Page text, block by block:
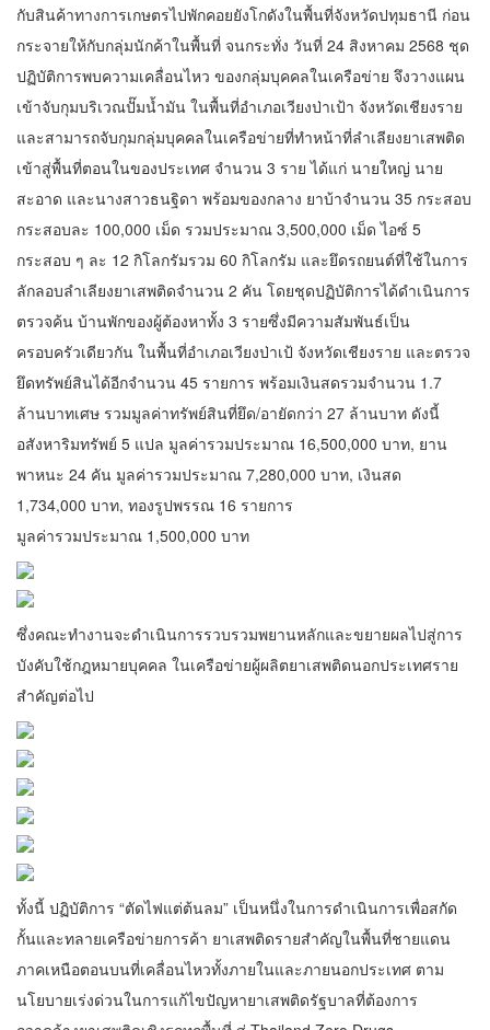
กับสินค้าทางการเกษตรไปพักคอยยังโกดังในพื้นที่จังหวัดปทุมธานี ก่อน
กระจายให้กับกลุ่มนักค้าในพื้นที่ จนกระทั่ง วันที่ 24 สิงหาคม 2568 ชุด
ปฏิบัติการพบความเคลื่อนไหว ของกลุ่มบุคคลในเครือข่าย จึงวางแผน
เข้าจับกุมบริเวณปั๊มน้ำมัน ในพื้นที่อำเภอเวียงป่าเป้า จังหวัดเชียงราย
และสามารถจับกุมกลุ่มบุคคลในเครือข่ายที่ทำหน้าที่ลำเลียงยาเสพติด
เข้าสู่พื้นที่ตอนในของประเทศ จำนวน 3 ราย ได้แก่ นายใหญ่ นาย
สะอาด และนางสาวธนฐิดา พร้อมของกลาง ยาบ้าจำนวน 35 กระสอบ
กระสอบละ 100,000 เม็ด รวมประมาณ 3,500,000 เม็ด ไอซ์ 5
กระสอบ ๆ ละ 12 กิโลกรัมรวม 60 กิโลกรัม และยึดรถยนต์ที่ใช้ในการ
ลักลอบลำเลียงยาเสพติดจำนวน 2 คัน โดยชุดปฏิบัติการได้ดำเนินการ
ตรวจค้น บ้านพักของผู้ต้องหาทั้ง 3 รายซึ่งมีความสัมพันธ์เป็น
ครอบครัวเดียวกัน ในพื้นที่อำเภอเวียงป่าเป้ จังหวัดเชียงราย และตรวจ
ยึดทรัพย์สินได้อีกจำนวน 45 รายการ พร้อมเงินสดรวมจำนวน 1.7
ล้านบาทเศษ รวมมูลค่าทรัพย์สินที่ยึด/อายัดกว่า 27 ล้านบาท ดังนี้
อสังหาริมทรัพย์ 5 แปล มูลค่ารวมประมาณ 16,500,000 บาท, ยาน
พาหนะ 24 คัน มูลค่ารวมประมาณ 7,280,000 บาท, เงินสด
1,734,000 บาท, ทองรูปพรรณ 16 รายการ
มูลค่ารวมประมาณ 1,500,000 บาท
ซึ่งคณะทำงานจะดำเนินการรวบรวมพยานหลักและขยายผลไปสู่การ
บังคับใช้กฎหมายบุคคล ในเครือข่ายผู้ผลิตยาเสพติดนอกประเทศราย
สำคัญต่อไป
ทั้งนี้ ปฏิบัติการ “ตัดไฟแต่ต้นลม” เป็นหนึ่งในการดำเนินการเพื่อสกัด
กั้นและทลายเครือข่ายการค้า ยาเสพติดรายสำคัญในพื้นที่ชายแดน
ภาคเหนือตอนบนที่เคลื่อนไหวทั้งภายในและภายนอกประเทศ ตาม
นโยบายเร่งด่วนในการแก้ไขปัญหายาเสพติดรัฐบาลที่ต้องการ